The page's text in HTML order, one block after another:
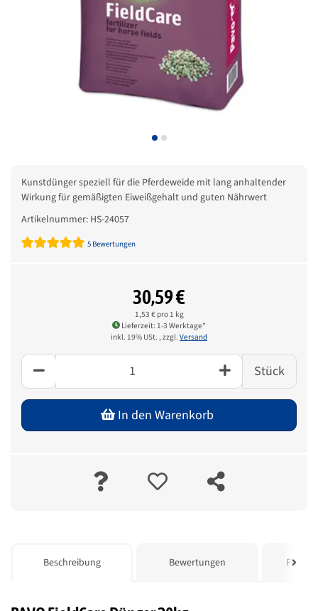
Kunstdünger speziell für die Pferdeweide mit lang anhaltender
Wirkung für gemäßigten Eiweißgehalt und guten Nährwert
Artikelnummer: HS-24057
5 Bewertungen
30,59 €
1,53 € pro 1 kg
Lieferzeit: 1-3 Werktage*
inkl. 19% USt. , zzgl. Versand
Stück
In den Warenkorb
Beschreibung
Bewertungen Frage